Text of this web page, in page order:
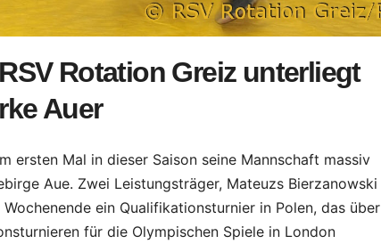
Rotation Greiz unterliegt
Auer
ersten Mal in dieser Saison seine Mannschaft massiv
Aue. Zwei Leistungsträger, Mateuzs Bierzanowski
ein Qualifikationsturnier in Polen, das über
für die Olympischen Spiele in London